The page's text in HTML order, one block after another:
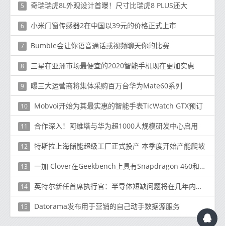
5 奇瑞瑞虎8L外观设计首曝！尺寸比瑞虎8 PLUS还大
6 小米门窗传感器2在中国以39元的价格正式上市
7 Bumble会让你语音通话或视频聊天你的比赛
8 三星在亚洲市场最便宜的2020智能手机现在更加实惠
9 曝三大运营商将集体采购百万台华为Mate60系列
10 Mobvoi开始为其最实惠的智能手表TicWatch GTX预订
11 合作深入！阿维塔与华为超1000人规模研发中心启用
12 特斯拉上海储能超级工厂正式投产 本季度开始产能爬坡
13 一加 Clover在Geekbench上具有Snapdragon 460和4GB RAM表面
14 英特尔新任首席执行官：半导体短缺问题将在几年内无法解决
15 Datorama发布用于营销的自己动手数据源服务